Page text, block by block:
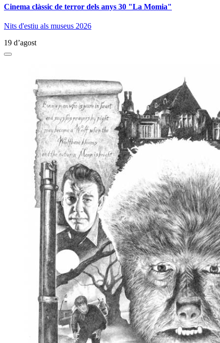
Cinema clàssic de terror dels anys 30 "La Momia"
Nits d'estiu als museus 2026
19 d’agost